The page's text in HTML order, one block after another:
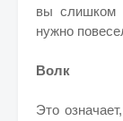
вы слишком
нужно
Волк
Это